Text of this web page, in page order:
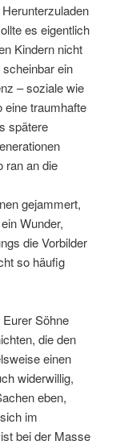
es eigentlich
Kindern nicht
ein
– soziale wie
eine traumhafte
spätere
ran an die
gejammert,
Wunder,
die Vorbilder
so häufig
Söhne
die den
einen
widerwillig,
eben,
im
bei der Masse